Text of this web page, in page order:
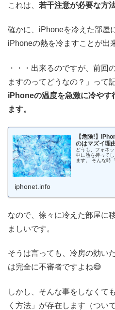
これは、 若干注意が必要な方
確かに、iPhoneを冷えた部屋
iPhoneの熱を冷ますことが出
・・・出来るのですが、前回
ますのってどうなの？」って
iPhoneの温度を急激に冷やす
ます。
【危険!】
のはマズイ理
どうも、フォネ
中に熱を持って
ます。 そんな時
iphonet.info
なので、徐々に冷えた部屋に
ましいです。
そうは言っても、冷房の効い
は完全に不審者ですよね😅
しかし、そんな事をしなくて
く方法」が存在します（つい